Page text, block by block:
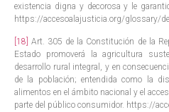
existencia digna y decorosa y le
https://accesoalajusticia.org/glossary/
[18] Art. 305 de la Constitución de la
Estado promoverá la agricultura
desarrollo rural integral, y en
de la población; entendida como la
alimentos en el ámbito nacional y el
parte del público consumidor. https://